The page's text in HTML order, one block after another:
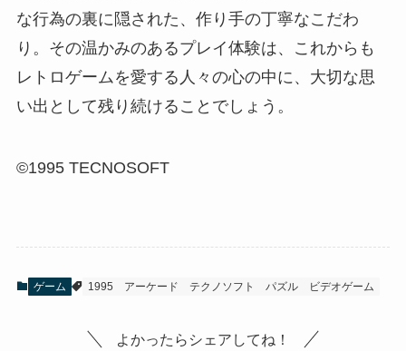
な行為の裏に隠された、作り手の丁寧なこだわ
り。その温かみのあるプレイ体験は、これからも
レトロゲームを愛する人々の心の中に、大切な思
い出として残り続けることでしょう。
©1995 TECNOSOFT
ゲーム 1995 アーケード テクノソフト パズル ビデオゲーム
よかったらシェアしてね！